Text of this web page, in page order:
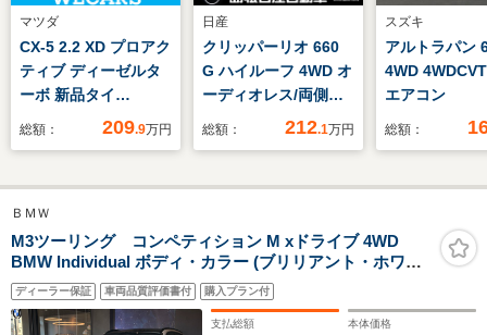
マツダ
CX-5 2.2 XD プロアク
ティブ ディーゼルタ
ーボ 新品タイ
ヤ/BOSE/純正 SDナ
逸脱防止支援システ
ム/ヘッドランプ
LED/Bluetooth接
続/ETC/EBD付ABS/横
滑り防止装置
総額： 209.9万円
日産
クリッパーリオ 660
G ハイルーフ 4WD オ
ーディオレス/両側オ
ートスライドドア
総額： 212.1万円
スズキ
アルトラパン
4WD
エアコン
総額：
ＢＭＷ
M3ツーリング コンペティション M xドライブ 4WD
BMW Individual ボディ・カラー (ブリリアント・ホワイ
ト)M カーボン・バケット・シート M カーボン・エクステ
リア・パッケージ M カーボン・ファイバー・インテリ
ア・トリムパーキング・アシスト・プラス
ディーラー保証 車両品質評価書付 購入プラン付
支払総額 本体価格